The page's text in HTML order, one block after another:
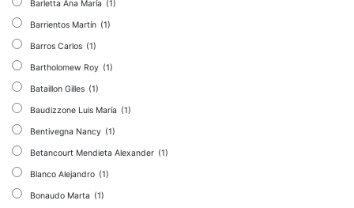
Barletta Ana María (1)
Barrientos Martín (1)
Barros Carlos (1)
Bartholomew Roy (1)
Bataillon Gilles (1)
Baudizzone Luis María (1)
Bentivegna Nancy (1)
Betancourt Mendieta Alexander (1)
Blanco Alejandro (1)
Bonaudo Marta (1)